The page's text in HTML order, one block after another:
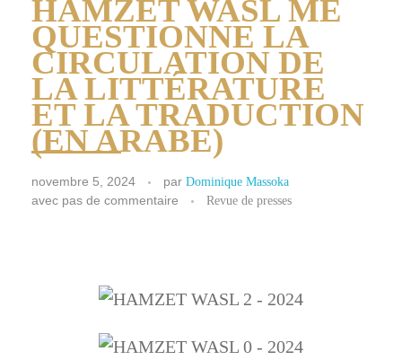
HAMZET WASL ME
QUESTIONNE LA
CIRCULATION DE
LA LITTÉRATURE
ET LA TRADUCTION
(EN ARABE)
novembre 5, 2024 par Dominique Massoka
avec pas de commentaire Revue de presses